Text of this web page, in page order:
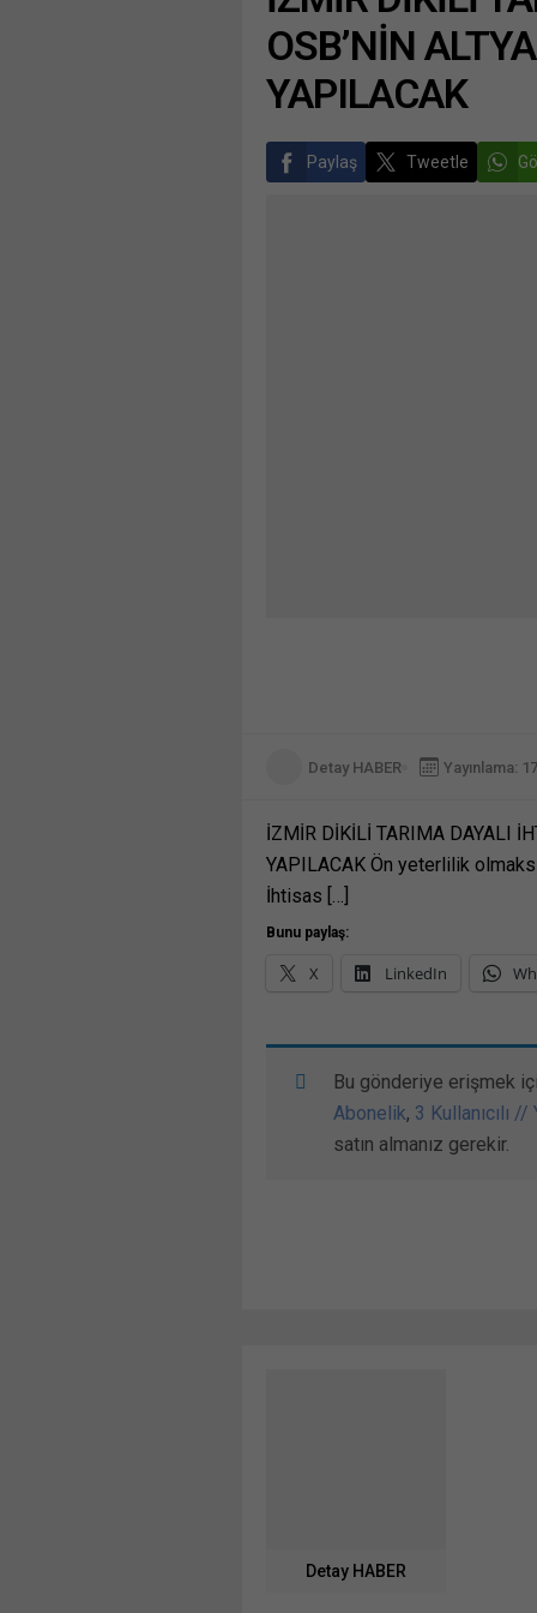
OSB’NİN
YAPILACAK
Paylaş Tweetle
Detay HABER Yayınlama:
İZMİR DİKİLİ TARIMA DAYALI
YAPILACAK Ön yeterlilik
İhtisas […]
Bunu paylaş:
X LinkedIn
Bu gönderiye erişmek
Abonelik, 3 Kullanıcılı
satın almanız gerekir.
Detay HABER